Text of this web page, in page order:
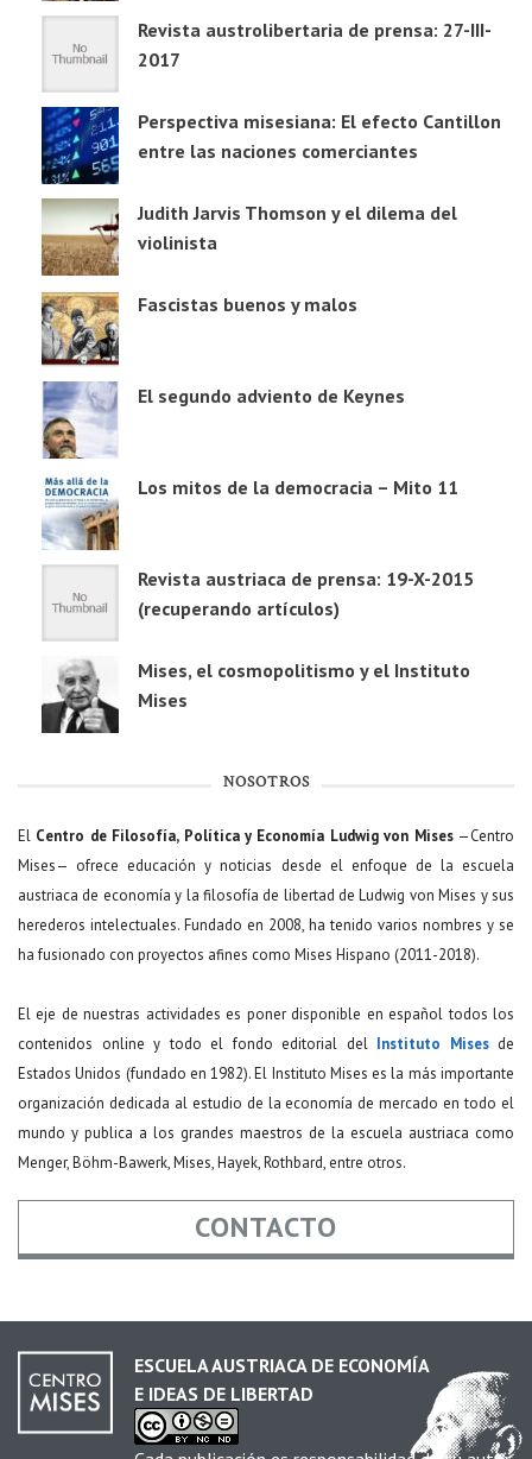
Revista austrolibertaria de prensa: 27-III-
2017
Perspectiva misesiana: El efecto Cantillon
entre las naciones comerciantes
Judith Jarvis Thomson y el dilema del
violinista
Fascistas buenos y malos
El segundo adviento de Keynes
Los mitos de la democracia – Mito 11
Revista austriaca de prensa: 19-X-2015
(recuperando artículos)
Mises, el cosmopolitismo y el Instituto
Mises
NOSOTROS
El Centro de Filosofía, Política y Economía Ludwig von Mises—Centro
Mises— ofrece educación y noticias desde el enfoque de la escuela
austriaca de economía y la filosofía de libertad de Ludwig von Mises y sus
herederos intelectuales. Fundado en 2008, ha tenido varios nombres y se
ha fusionado con proyectos afines como Mises Hispano (2011-2018).
El eje de nuestras actividades es poner disponible en español todos los
contenidos online y todo el fondo editorial del Instituto Misesde
Estados Unidos (fundado en 1982). El Instituto Mises es la más importante
organización dedicada al estudio de la economía de mercado en todo el
mundo y publica a los grandes maestros de la escuela austriaca como
Menger, Böhm-Bawerk, Mises, Hayek, Rothbard, entre otros.
CONTACTO
Email *
ESCUELA AUSTRIACA DE ECONOMÍA
E IDEAS DE LIBERTAD